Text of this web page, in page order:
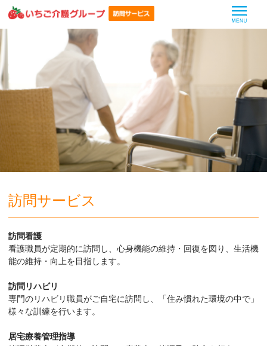
訪問サービス
訪問看護
看護職員が定期的に訪問し、心身機能の維持・回復を図り、生活機
能の維持・向上を目指します。
訪問リハビリ
専門のリハビリ職員がご自宅に訪問し、「住み慣れた環境の中で」
様々な訓練を行います。
居宅療養管理指導